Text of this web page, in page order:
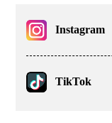
Instagram
TikTok